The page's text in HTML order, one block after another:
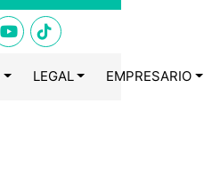
LEGAL EMPRESARIO